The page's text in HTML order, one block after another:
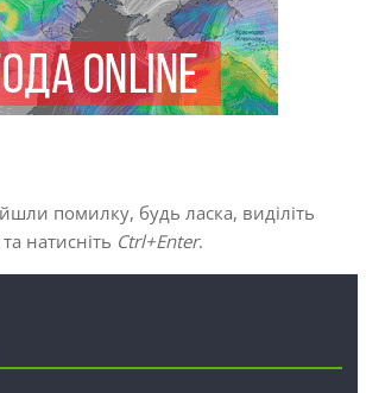
помилку, будь ласка, виділіть
натисніть Ctrl+Enter.